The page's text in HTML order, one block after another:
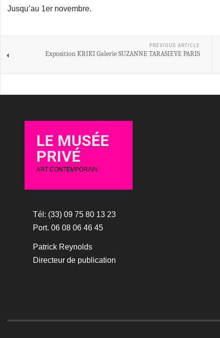
Jusqu’au 1er novembre.
PREVIOUS ARTICLE
Exposition KRIKI Galerie SUZANNE TARASIEVE PARIS
LE MUSÉE
PRIVÉ
ART CONTEMPORAIN
Tél: (33) 09 75 80 13 23
Port. 06 08 06 46 45
Patrick Reynolds
Directeur de publication